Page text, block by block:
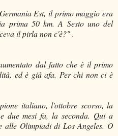
Est, il primo maggio era
prima 50 km. A Sesto uno del
il pirla non c'è?" .
dal fatto che è il primo
ed è già afa. Per chi non ci è
italiano, l'ottobre scorso, la
due mesi fa, la seconda. Qui a
alle Olimpiadi di Los Angeles. O